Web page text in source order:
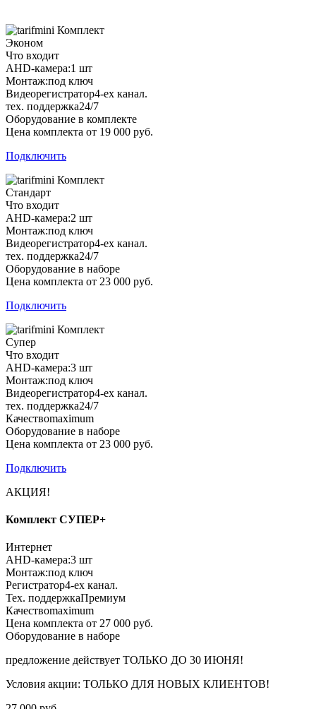
Комплект
Эконом
Что входит
AHD-камера:1 шт
Монтаж:под ключ
Видеорегистратор4-ех канал.
тех. поддержка24/7
Оборудование в комплекте
Цена комплекта от 19 000 руб.
Подключить
Комплект
Стандарт
Что входит
AHD-камера:2 шт
Монтаж:под ключ
Видеорегистратор4-ех канал.
тех. поддержка24/7
Оборудование в наборе
Цена комплекта от 23 000 руб.
Подключить
Комплект
Супер
Что входит
AHD-камера:3 шт
Монтаж:под ключ
Видеорегистратор4-ех канал.
тех. поддержка24/7
Качествоmaximum
Оборудование в наборе
Цена комплекта от 23 000 руб.
Подключить
АКЦИЯ!
Комплект СУПЕР+
Интернет
AHD-камера:3 шт
Монтаж:под ключ
Регистратор4-ех канал.
Тех. поддержкаПремиум
Качествоmaximum
Цена комплекта от 27 000 руб.
Оборудование в наборе
предложение действует ТОЛЬКО ДО 30 ИЮНЯ!
Условия акции: ТОЛЬКО ДЛЯ НОВЫХ КЛИЕНТОВ!